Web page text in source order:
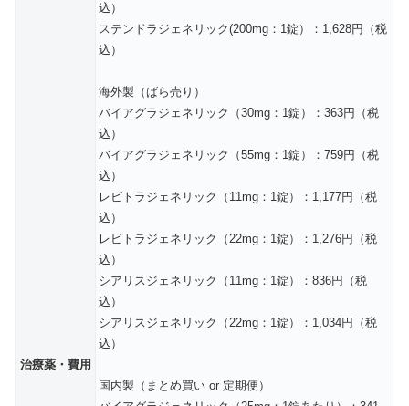
治療薬・費用
込）
ステンドラジェネリック(200mg：1錠）：1,628円（税
込）
海外製（ばら売り）
バイアグラジェネリック（30mg：1錠）：363円（税
込）
バイアグラジェネリック（55mg：1錠）：759円（税
込）
レビトラジェネリック（11mg：1錠）：1,177円（税
込）
レビトラジェネリック（22mg：1錠）：1,276円（税
込）
シアリスジェネリック（11mg：1錠）：836円（税
込）
シアリスジェネリック（22mg：1錠）：1,034円（税
込）
国内製（まとめ買い or 定期便）